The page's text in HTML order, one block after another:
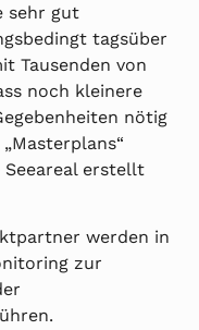
sehr gut
tagsüber
Tausenden von
noch kleinere
nötig
erstellt
werden in
zur